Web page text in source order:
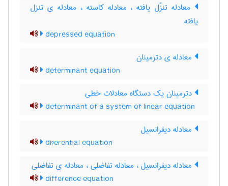
معادله تنزّل یافته ، معادله کاسته ، معادله ی تنزل
یافته
depressed equation
معادله ی دترمینان
determinant equation
دترمینان یک دستگاه معادلات خطی
determinant of a system of linear equation
معادله دیفرانسیل
di?erential equation
معادله دیفرانسیل ، معادله تفاضلی ، معادله ی تفاضلی
difference equation